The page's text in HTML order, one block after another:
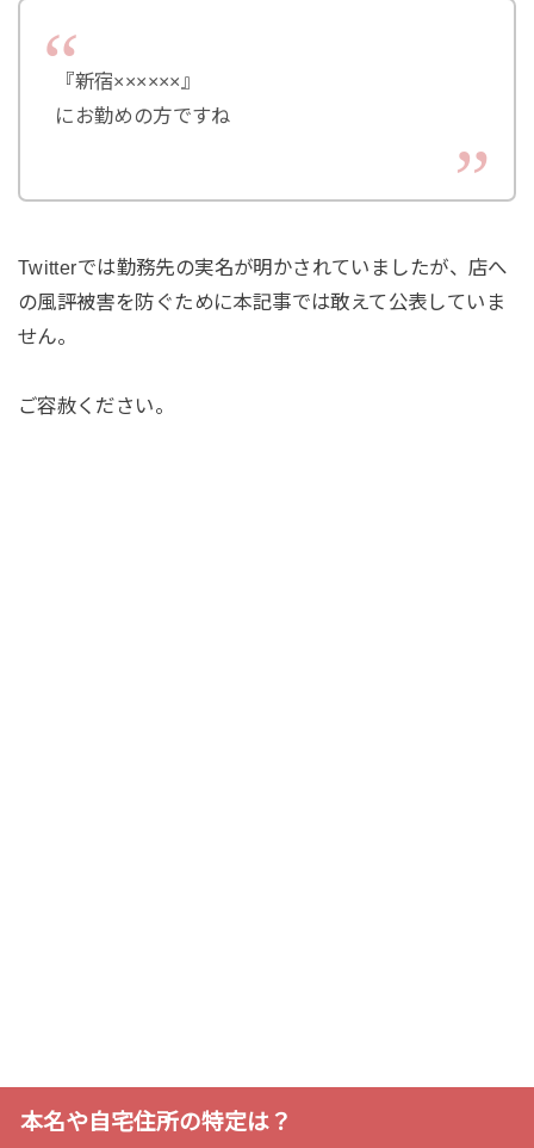
『新宿××××××』
にお勤めの方ですね
Twitterでは勤務先の実名が明かされていましたが、店へ
の風評被害を防ぐために本記事では敢えて公表していま
せん。
ご容赦ください。
本名や自宅住所の特定は？